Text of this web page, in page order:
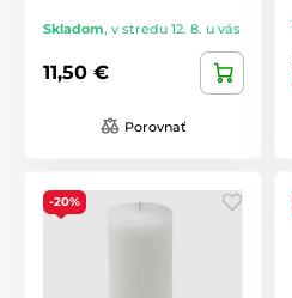
Skladom, v stredu 12. 8. u vás
11,50 €
Porovnať
-20%